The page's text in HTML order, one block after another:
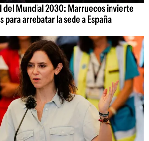
del Mundial 2030: Marruecos invierte
para arrebatar la sede a España